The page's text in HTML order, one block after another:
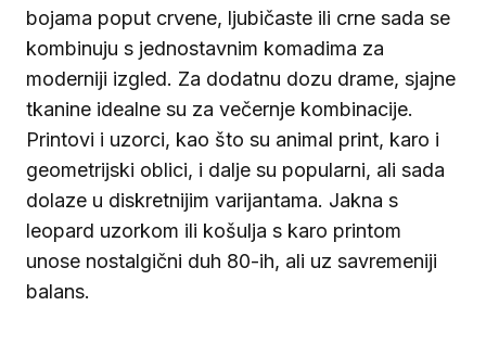
bojama poput crvene, ljubičaste ili crne sada se
kombinuju s jednostavnim komadima za
moderniji izgled. Za dodatnu dozu drame, sjajne
tkanine idealne su za večernje kombinacije.
Printovi i uzorci, kao što su animal print, karo i
geometrijski oblici, i dalje su popularni, ali sada
dolaze u diskretnijim varijantama. Jakna s
leopard uzorkom ili košulja s karo printom
unose nostalgični duh 80-ih, ali uz savremeniji
balans.